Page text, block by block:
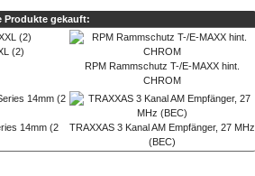
Produkte gekauft:
(2)
RPM Rammschutz T-/E-MAXX hint.
CHROM
14mm (2
TRAXXAS 3 Kanal AM Empfänger, 27 MHz
(BEC)